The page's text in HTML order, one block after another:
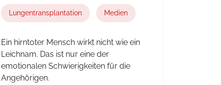
Lungentransplantation Medien
Ein hirntoter Mensch wirkt nicht wie ein
Leichnam. Das ist nur eine der
emotionalen Schwierigkeiten für die
Angehörigen.